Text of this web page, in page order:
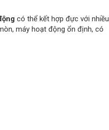
có thể kết hợp đực với nhiều
máy hoạt động ổn định, có